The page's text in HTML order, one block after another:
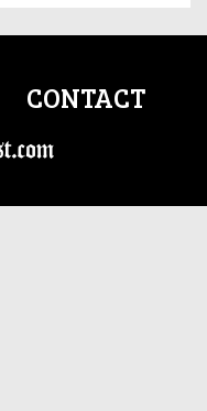
CONTACT